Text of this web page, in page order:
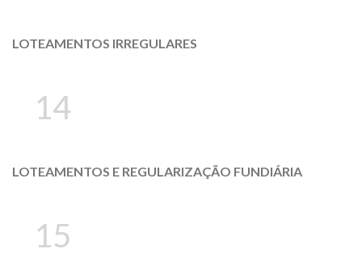
LOTEAMENTOS IRREGULARES
14
LOTEAMENTOS E REGULARIZAÇÃO FUNDIÁRIA
15